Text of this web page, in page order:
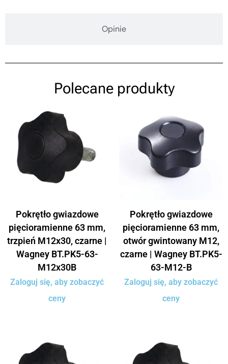
Opinie
Polecane produkty
Pokrętło gwiazdowe
pięcioramienne 63 mm,
trzpień M12x30, czarne |
Wagney BT.PK5-63-
M12x30B
Zaloguj się, aby zobaczyć
ceny
Pokrętło gwiazdowe
pięcioramienne 63 mm,
otwór gwintowany M12,
czarne | Wagney BT.PK5-
63-M12-B
Zaloguj się, aby zobaczyć
ceny